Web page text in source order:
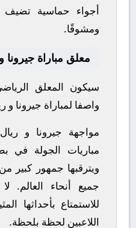
أجواء حماسية تضيف
ومشوقًا.
معلق مباراة جيرونا
سيكون المعلق
واصفا لمباراة جيرونا و
مواجهة جيرونا و
مباريات الجولة في
ويترقبها جمهور
جميع أنحاء العالم.
للاستمتاع بأحداثها
اللاعبين لحظة بلحظة.